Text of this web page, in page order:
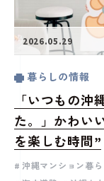
2026.05.29
暮らしの情報
「いつもの沖
た。」かわい
を楽しむ時間”
沖縄マンション暮ら